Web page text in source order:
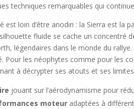
techniques remarquables qui
est loin d’être anodin : la Sierra est la
fluide se cache un concentré
légendaires dans le monde du
les néophytes comme pour les
à décrypter ses atouts et ses
jouant sur l’aérodynamisme pour
moteur adaptées à